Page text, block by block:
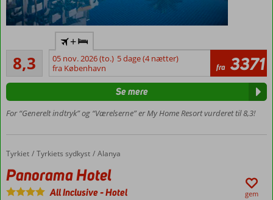
til
Gazipasa
Masser af
for børn
værelser
Godt
prisen
Lækkert
8,3
Meget godt
379
anmeldelser
+
05 nov. 2026 (to.) 5 dage (4 nætter)
fra København
fra 3371
For “Generelt indtryk” og “Værelserne” er My Home Resort vurderet til 8,3!
Se mere
Forside
Tyrkiet Tyrkiets sydkyst Alanya
Panorama Hotel
Panorama Hotel
All Inclusive-Hotel gem